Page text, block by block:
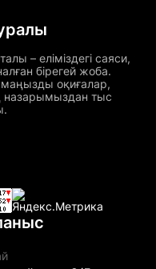
– еліміздегі саяси,
бірегей жоба.
маңызды оқиғалар,
назарымыздан тыс